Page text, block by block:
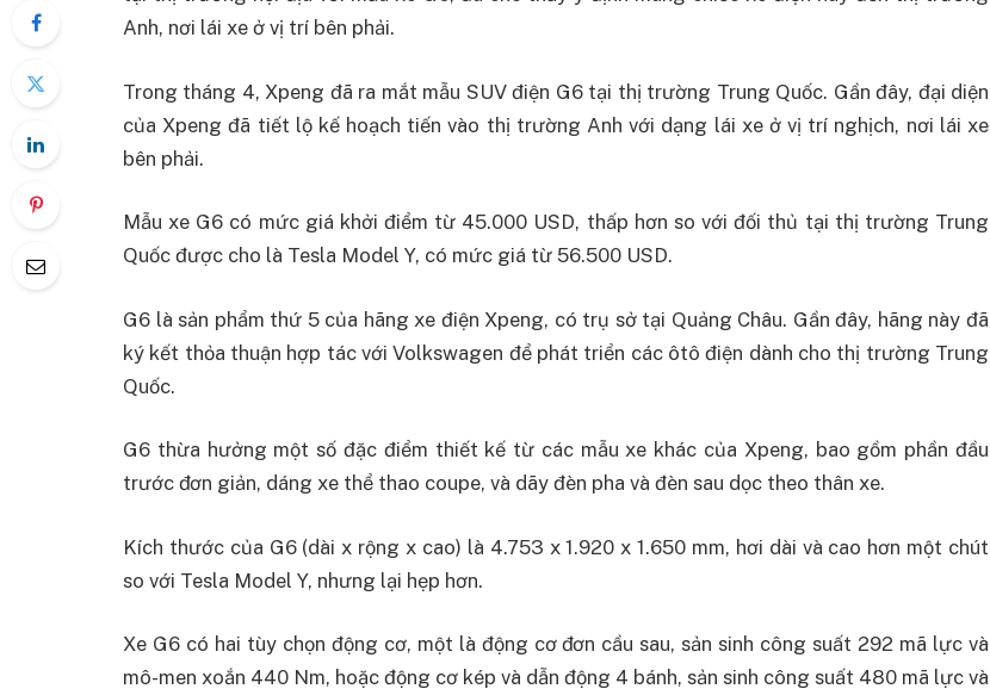
Anh, nơi lái xe ở vị trí bên phải.
Trong tháng 4, Xpeng đã ra mắt mẫu SUV điện G6 tại thị trường Trung Quốc. Gần đây, đại diện
của Xpeng đã tiết lộ kế hoạch tiến vào thị trường Anh với dạng lái xe ở vị trí nghịch, nơi lái xe
bên phải.
Mẫu xe G6 có mức giá khởi điểm từ 45.000 USD, thấp hơn so với đối thủ tại thị trường Trung
Quốc được cho là Tesla Model Y, có mức giá từ 56.500 USD.
G6 là sản phẩm thứ 5 của hãng xe điện Xpeng, có trụ sở tại Quảng Châu. Gần đây, hãng này đã
ký kết thỏa thuận hợp tác với Volkswagen để phát triển các ôtô điện dành cho thị trường Trung
Quốc.
G6 thừa hưởng một số đặc điểm thiết kế từ các mẫu xe khác của Xpeng, bao gồm phần đầu
trước đơn giản, dáng xe thể thao coupe, và dãy đèn pha và đèn sau dọc theo thân xe.
Kích thước của G6 (dài x rộng x cao) là 4.753 x 1.920 x 1.650 mm, hơi dài và cao hơn một chút
so với Tesla Model Y, nhưng lại hẹp hơn.
Xe G6 có hai tùy chọn động cơ, một là động cơ đơn cầu sau, sản sinh công suất 292 mã lực và
mô-men xoắn 440 Nm, hoặc động cơ kép và dẫn động 4 bánh, sản sinh công suất 480 mã lực và